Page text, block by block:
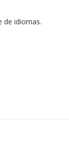
de idiomas.